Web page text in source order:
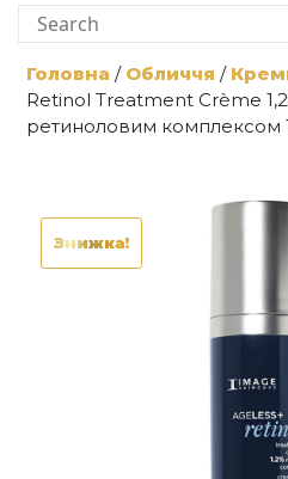
Головна / Обличчя /
Retinol Treatment Crème
ретиноловим комплексом
Знижка!